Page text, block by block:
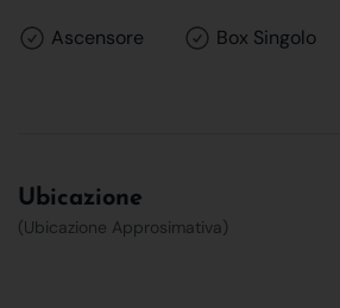
Ascensore Box Singolo
Ubicazione
(Ubicazione Approsimativa)